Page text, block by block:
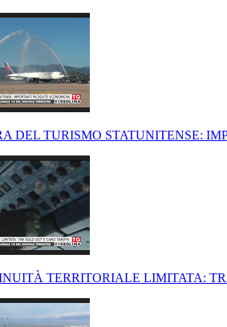
DEL TURISMO STATUNITENSE:
TERRITORIALE LIMITATA: